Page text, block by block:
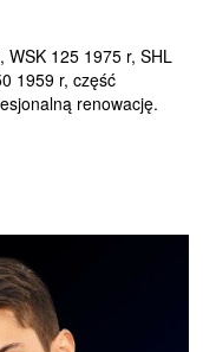
125 1975 r, SHL
1959 r, część
renowację.